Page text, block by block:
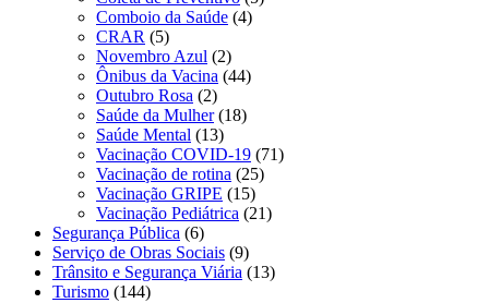
Comboio da Saúde (4)
CRAR (5)
Novembro Azul (2)
Ônibus da Vacina (44)
Outubro Rosa (2)
Saúde da Mulher(18)
Saúde Mental (13)
Vacinação COVID-19 (71)
Vacinação de rotina (25)
Vacinação GRIPE (15)
Vacinação Pediátrica (21)
Segurança Pública (6)
Serviço de Obras Sociais (9)
Trânsito e Segurança Viária (13)
Turismo (144)